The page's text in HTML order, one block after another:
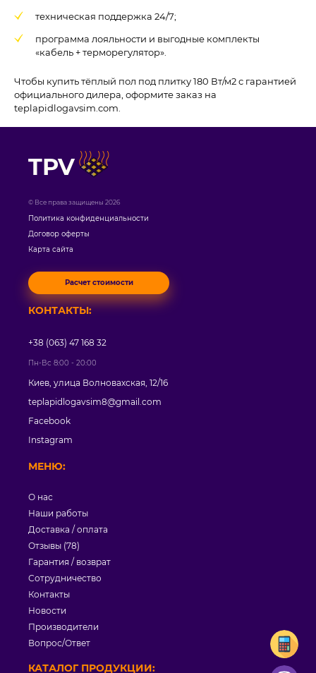
техническая поддержка 24/7;
программа лояльности и выгодные комплекты
«кабель + терморегулятор».
Чтобы купить тёплый пол под плитку 180 Вт/м2 с гарантией
официального дилера, оформите заказ на
teplapidlogavsim.com.
TPV
© Все права защищены 2026
Политика конфиденциальности
Договор оферты
Карта сайта
Расчет стоимости
МЕНЮ:
О нас
Наши работы
Доставка / оплата
Отзывы (78)
Гарантия / возврат
Сотрудничество
Контакты
Новости
Производители
Вопрос/Ответ
КАТАЛОГ ПРОДУКЦИИ:
КОНТАКТЫ:
+38 (063) 47 168 32
Пн-Вс 8:00 - 20:00
Киев, улица Волновахская, 12/16
teplapidlogavsim8@gmail.com
Facebook
Instagram